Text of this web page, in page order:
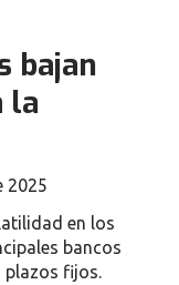
bajan
la
en los
bancos
plazos fijos.
2025